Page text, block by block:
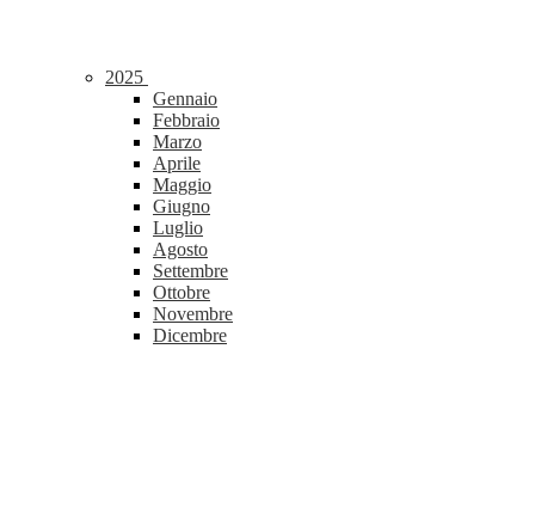
2025
Gennaio
Febbraio
Marzo
Aprile
Maggio
Giugno
Luglio
Agosto
Settembre
Ottobre
Novembre
Dicembre